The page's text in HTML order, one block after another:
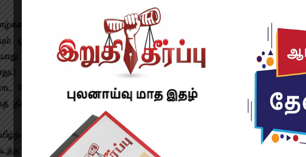
பயணம் பற்​றி அறியும் இளம் தலை​முறை​யினர், மக்​களுக்​காகத்
ஓர் உறு​தி​மிக்க தலை​வர் இருக்க முடி​யுமா என்று வியப்​பில் ஆழ்ந்து
அரசி​யலில் கொள்கை மாறு​பாடு​கள் இருக்​கலாம்; ஆனால், சாமானிய
பிரச்​சினை​களில் அரசி​யல் பார்க்​காமல் எல்லோரும் இணைந்து ஓரணி​
வேண்​டும் என்​ப​தில் நம் அரசி​யல் தலை​வர்​கள் அனை​வருக்​கும் நல்​ல​
குறுக்​கும் நெடுக்குமாக அவரது காலடி படாத ஊர்​களே இல்லை
ஒரு நூற்​றாண்டு கால வரலாற்றை எழுதும்​போது, நல்​ல​கண்​ணு​வைத்